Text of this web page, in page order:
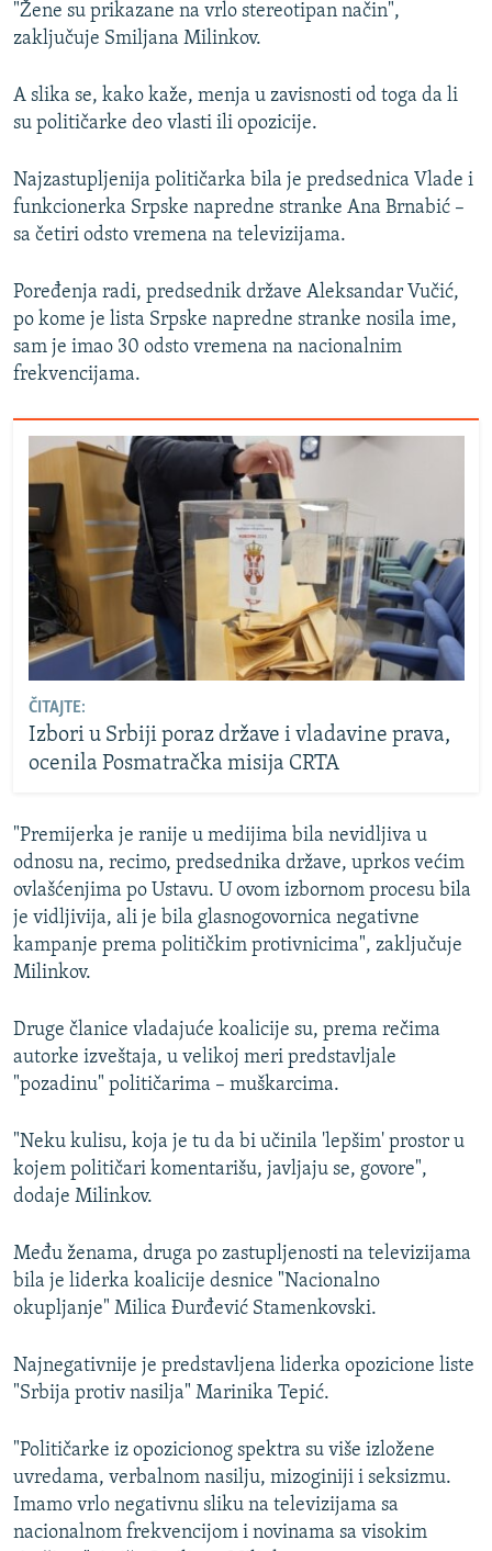
"Žene su prikazane na vrlo stereotipan način",
zaključuje Smiljana Milinkov.
A slika se, kako kaže, menja u zavisnosti od toga da li
su političarke deo vlasti ili opozicije.
Najzastupljenija političarka bila je predsednica Vlade i
funkcionerka Srpske napredne stranke Ana Brnabić –
sa četiri odsto vremena na televizijama.
Poređenja radi, predsednik države Aleksandar Vučić,
po kome je lista Srpske napredne stranke nosila ime,
sam je imao 30 odsto vremena na nacionalnim
frekvencijama.
ČITAJTE:
Izbori u Srbiji poraz države i vladavine prava,
ocenila Posmatračka misija CRTA
"Premijerka je ranije u medijima bila nevidljiva u
odnosu na, recimo, predsednika države, uprkos većim
ovlašćenjima po Ustavu. U ovom izbornom procesu bila
je vidljivija, ali je bila glasnogovornica negativne
kampanje prema političkim protivnicima", zaključuje
Milinkov.
Druge članice vladajuće koalicije su, prema rečima
autorke izveštaja, u velikoj meri predstavljale
"pozadinu" političarima – muškarcima.
"Neku kulisu, koja je tu da bi učinila 'lepšim' prostor u
kojem političari komentarišu, javljaju se, govore",
dodaje Milinkov.
Među ženama, druga po zastupljenosti na televizijama
bila je liderka koalicije desnice "Nacionalno
okupljanje" Milica Đurđević Stamenkovski.
Najnegativnije je predstavljena liderka opozicione liste
"Srbija protiv nasilja" Marinika Tepić.
"Političarke iz opozicionog spektra su više izložene
uvredama, verbalnom nasilju, mizoginiji i seksizmu.
Imamo vrlo negativnu sliku na televizijama sa
nacionalnom frekvencijom i novinama sa visokim